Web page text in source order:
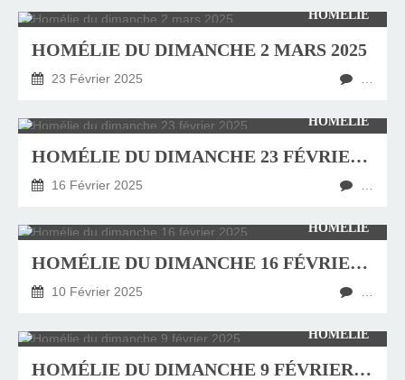
HOMÉLIE
HOMÉLIE DU DIMANCHE 2 MARS 2025
23 Février 2025
HOMÉLIE
HOMÉLIE DU DIMANCHE 23 FÉVRIER 2025
16 Février 2025
HOMÉLIE
HOMÉLIE DU DIMANCHE 16 FÉVRIER 2025
10 Février 2025
HOMÉLIE
HOMÉLIE DU DIMANCHE 9 FÉVRIER 2025